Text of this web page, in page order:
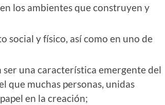
los ambientes que construyen y
social y físico, así como en uno de
una característica emergente del
que muchas personas, unidas
en la creación;